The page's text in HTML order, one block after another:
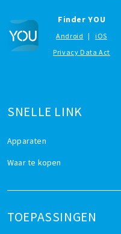
SNELLE LINK
Apparaten
Waar te kopen
TOEPASSINGEN
Finder YOU
Android |
iOS
Privacy Data Act